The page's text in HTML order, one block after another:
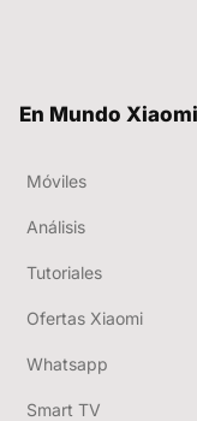
En Mundo
Móviles
Análisis
Tutoriales
Ofertas Xiaomi
Whatsapp
Smart TV